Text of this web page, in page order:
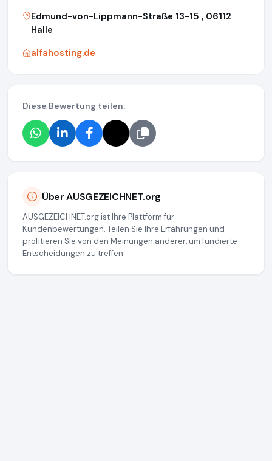
Edmund-von-Lippmann-Straße 13-15 , 06112
Halle
alfahosting.de
Diese Bewertung teilen:
Über AUSGEZEICHNET.org
AUSGEZEICHNET.org ist Ihre Plattform für
Kundenbewertungen. Teilen Sie Ihre Erfahrungen und
profitieren Sie von den Meinungen anderer, um fundierte
Entscheidungen zu treffen.